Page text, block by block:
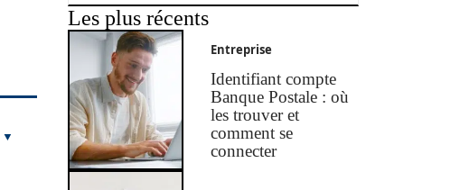
Les plus récents
Entreprise
Identifiant compte
Banque Postale : où
les trouver et
comment se
connecter